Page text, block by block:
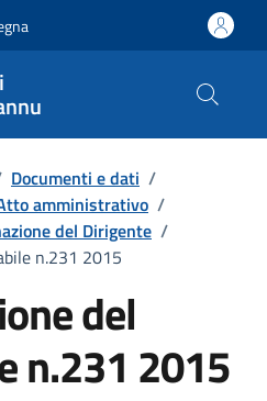
Documenti e dati /
amministrativo /
del Dirigente /
n.231 2015
del
n.231 2015